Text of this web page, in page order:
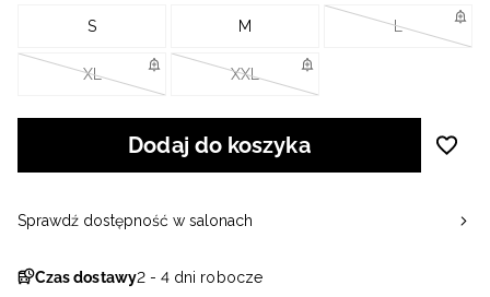
S M L
XL XXL
Dodaj do koszyka
Czas dostawy2 - 4 dni robocze
Sprawdź dostępność w salonach